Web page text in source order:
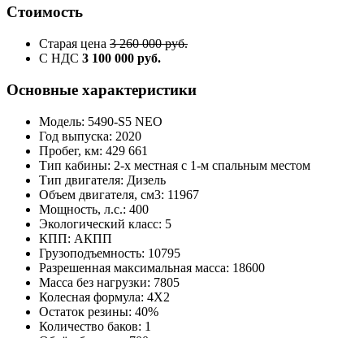
Стоимость
Старая цена 3 260 000 руб.
С НДС 3 100 000 руб.
Основные характеристики
Модель: 5490-S5 NEO
Год выпуска: 2020
Пробег, км: 429 661
Тип кабины: 2-х местная с 1-м спальным местом
Тип двигателя: Дизель
Объем двигателя, см3: 11967
Мощность, л.с.: 400
Экологический класс: 5
КПП: АКПП
Грузоподъемность: 10795
Разрешенная максимальная масса: 18600
Масса без нагрузки: 7805
Колесная формула: 4X2
Остаток резины: 40%
Количество баков: 1